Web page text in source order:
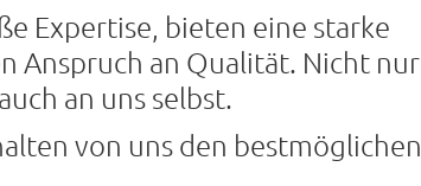
Expertise, bieten eine starke
Anspruch an Qualität. Nicht nur
an uns selbst.
von uns den bestmöglichen